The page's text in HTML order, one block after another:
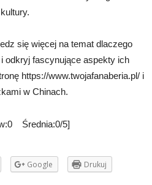
się więcej na temat dlaczego
odkryj fascynujące aspekty ich
https://www.twojafanaberia.pl/ i
w Chinach.
Średnia:0/5]
Google Drukuj